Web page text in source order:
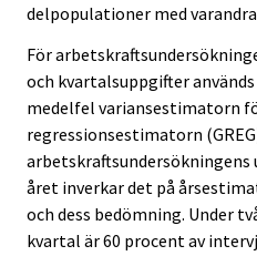
delpopulationer med
För
och kvartalsuppgifter
medelfel variansestimatorn
regressionsestimatorn
arbetskraftsundersökningens
året inverkar det på
och dess bedömning. Under
kvartal är 60 procent av